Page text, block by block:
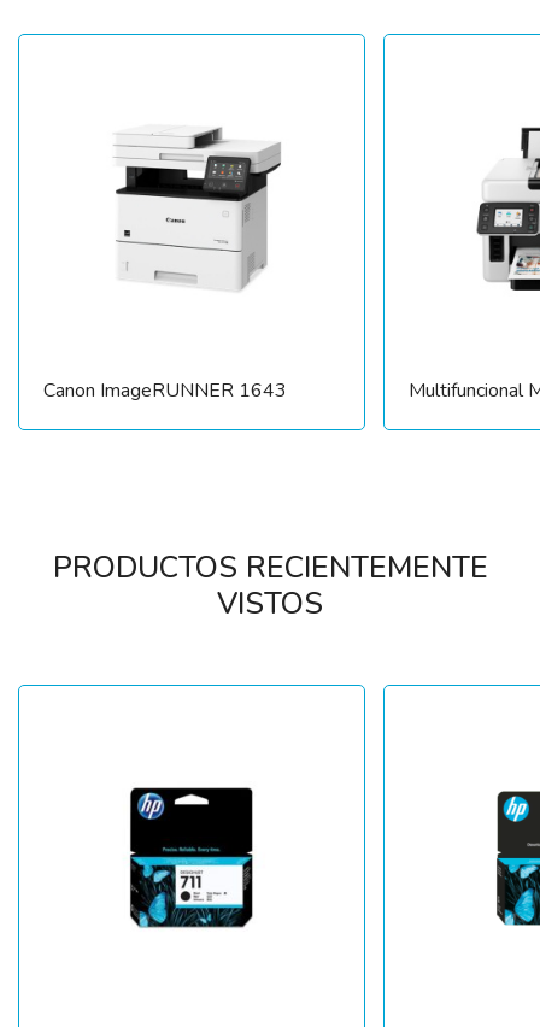
Canon ImageRUNNER 1643 Multifuncional
PRODUCTOS RECIENTEMENTE
VISTOS